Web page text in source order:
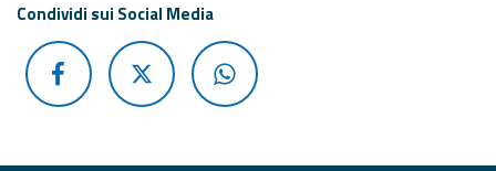
Condividi sui Social Media